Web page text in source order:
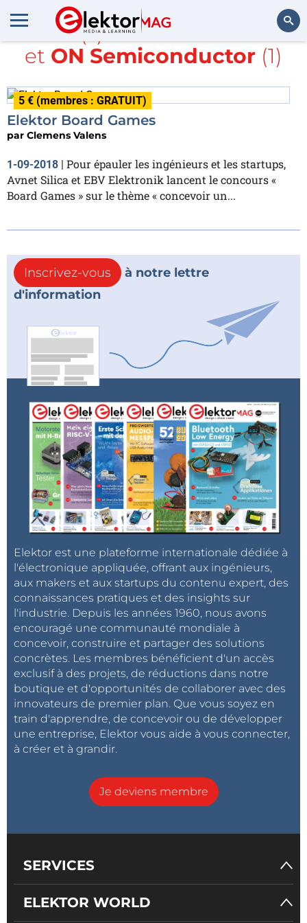
Rechercher
Article(s) avec la balise
NXP
et ON Semiconductor (1)
5 € (membres : GRATUIT)
Elektor Board Games
par Clemens Valens
1-09-2018 | Pour épauler les ingénieurs et les startups,
Avnet Silica et EBV Elektronik lancent le concours «
Board Games » sur le thème « concevoir un...
Inscrivez-vous
à notre lettre
d'information
Elektor est une plateforme internationale dédiée à
l'électronique appliquée, offrant aux ingénieurs,
aux makers et aux startups du contenu expert, des
connaissances pratiques et des insights sur
l'industrie. Depuis les années 1960, nous avons
encouragé une communauté mondiale à
concevoir, construire et partager des solutions
concrètes. Les membres bénéficient d'un accès
exclusif à des projets, de réductions dans notre
boutique et d'opportunités de collaborer avec des
innovateurs de premier plan. Que vous soyez en
train d'apprendre, de concevoir ou de développer
une entreprise, Elektor vous aide à vous connecter,
à créer et à grandir.
Je deviens membre
SERVICES
ELEKTOR WORLD